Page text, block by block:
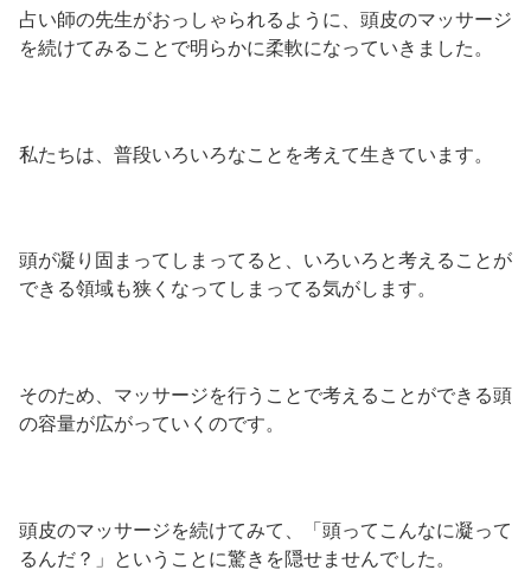
占い師の先生がおっしゃられるように、頭皮のマッサージ
を続けてみることで明らかに柔軟になっていきました。
私たちは、普段いろいろなことを考えて生きています。
頭が凝り固まってしまってると、いろいろと考えることが
できる領域も狭くなってしまってる気がします。
そのため、マッサージを行うことで考えることができる頭
の容量が広がっていくのです。
頭皮のマッサージを続けてみて、「頭ってこんなに凝って
るんだ？」ということに驚きを隠せませんでした。